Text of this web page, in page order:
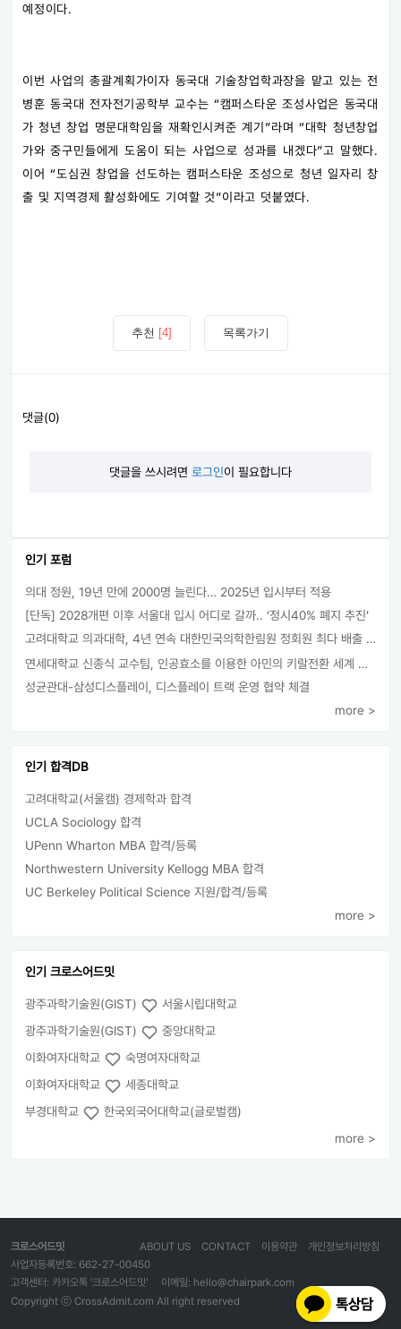
예정이다.
이번 사업의 총괄계획가이자 동국대 기술창업학과장을 맡고 있는 전
병훈 동국대 전자전기공학부 교수는 “캠퍼스타운 조성사업은 동국대
가 청년 창업 명문대학임을 재확인시켜준 계기”라며 “대학 청년창업
가와 중구민들에게 도움이 되는 사업으로 성과를 내겠다”고 말했다.
이어 “도심권 창업을 선도하는 캠퍼스타운 조성으로 청년 일자리 창
출 및 지역경제 활성화에도 기여할 것”이라고 덧붙였다.
추천 [4] 목록가기
댓글(0)
댓글을 쓰시려면 로그인이 필요합니다
인기 포럼
의대 정원, 19년 만에 2000명 늘린다… 2025년 입시부터 적용
[단독] 2028개편 이후 서울대 입시 어디로 갈까.. ‘정시40% 폐지 추진’
고려대학교 의과대학, 4년 연속 대한민국의학한림원 정회원 최다 배출 外
연세대학교 신종식 교수팀, 인공효소를 이용한 아민의 키랄전환 세계 최초로 성공
성균관대-삼성디스플레이, 디스플레이 트랙 운영 협약 체결
more >
인기 합격DB
고려대학교(서울캠) 경제학과 합격
UCLA Sociology 합격
UPenn Wharton MBA 합격/등록
Northwestern University Kellogg MBA 합격
UC Berkeley Political Science 지원/합격/등록
more >
인기 크로스어드밋
광주과학기술원(GIST)
서울시립대학교
광주과학기술원(GIST)
중앙대학교
이화여자대학교
숙명여자대학교
이화여자대학교
세종대학교
부경대학교
한국외국어대학교(글로벌캠)
more >
크로스어드밋 개인정보처리방침
이용약관
CONTACT
ABOUT US
사업자등록번호: 662-27-00450
고객센터: 카카오톡 '크로스어드밋'
이메일: hello@chairpark.com
Copyright ⓒ CrossAdmit.com All right reserved